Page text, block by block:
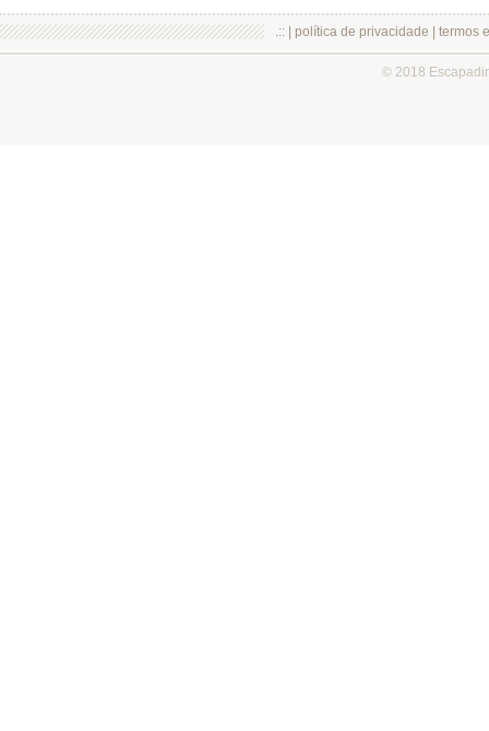
.:: | política de privacidade termos
© 2018